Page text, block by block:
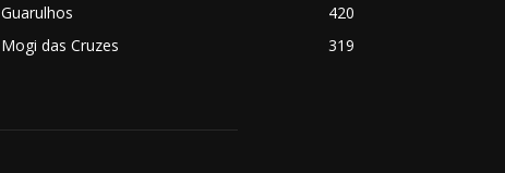
Guarulhos
420
Mogi das Cruzes
319